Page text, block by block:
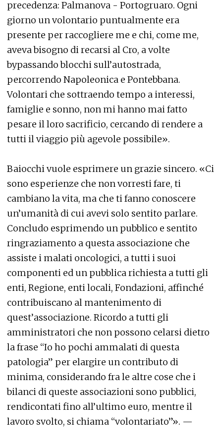
precedenza: Palmanova - Portogruaro. Ogni
giorno un volontario puntualmente era
presente per raccogliere me e chi, come me,
aveva bisogno di recarsi al Cro, a volte
bypassando blocchi sull’autostrada,
percorrendo Napoleonica e Pontebbana.
Volontari che sottraendo tempo a interessi,
famiglie e sonno, non mi hanno mai fatto
pesare il loro sacrificio, cercando di rendere a
tutti il viaggio più agevole possibile».
Baiocchi vuole esprimere un grazie sincero. «Ci
sono esperienze che non vorresti fare, ti
cambiano la vita, ma che ti fanno conoscere
un’umanità di cui avevi solo sentito parlare.
Concludo esprimendo un pubblico e sentito
ringraziamento a questa associazione che
assiste i malati oncologici, a tutti i suoi
componenti ed un pubblica richiesta a tutti gli
enti, Regione, enti locali, Fondazioni, affinché
contribuiscano al mantenimento di
quest’associazione. Ricordo a tutti gli
amministratori che non possono celarsi dietro
la frase “Io ho pochi ammalati di questa
patologia” per elargire un contributo di
minima, considerando fra le altre cose che i
bilanci di queste associazioni sono pubblici,
rendicontati fino all’ultimo euro, mentre il
lavoro svolto, si chiama “volontariato”». —